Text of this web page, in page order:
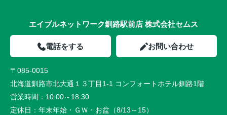
エイブルネットワーク釧路駅前店 株式会社セムス
電話をする お問い合わせ
〒085-0015
北海道釧路市北大通１３丁目1-1 コンフォートホテル釧路1階
営業時間： 10:00～18:30
定休日： 年末年始・ＧＷ・お盆（8/13～15）